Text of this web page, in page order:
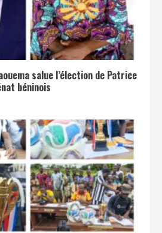
salue l’élection de Patrice
béninois